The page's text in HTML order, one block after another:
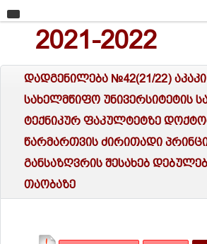
მთავარი
საგანმანათლებლო ერთეულები
სწავლა
კვლევა
ინტერნაციონალიზაცია
კონტაქტი
2021-2022
დადგენილება №42(21/22)
სახელმწიფო უნივერსიტეტის
ტექნიკურ ფაკულტეტზე
წარმართვის ძირითადი
განსაზღვრის შესახებ
თაობაზე